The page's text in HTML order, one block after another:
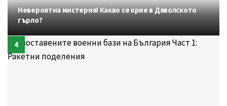
Невероятна мистерия! Какво се крие в Дяволското
гърло?